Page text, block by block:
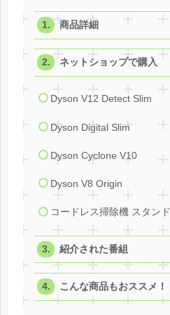
商品詳細
ネットショップで購入
Dyson V12 Detect Slim
Dyson Digital Slim
Dyson Cyclone V10
Dyson V8 Origin
コードレス掃除機 スタンド
紹介された番組
こんな商品もおススメ！